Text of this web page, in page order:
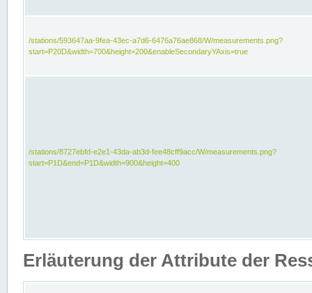
/stations/593647aa-9fea-43ec-a7d6-6476a76ae868/W/measurements.png?
start=P20D&width=700&height=200&enableSecondaryYAxis=true
/stations/8727ebfd-e2e1-43da-ab3d-fee48cff9acc/W/measurements.png?
start=P1D&end=P1D&width=900&height=400
Erläuterung der Attribute der